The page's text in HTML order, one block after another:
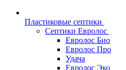
Пластиковые септики
Септики Евролос
Евролос Био
Евролос Про
Удача
Евролос Эко